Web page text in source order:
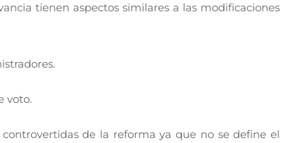
tienen aspectos similares a las modificaciones
voto.
de la reforma ya que no se define el